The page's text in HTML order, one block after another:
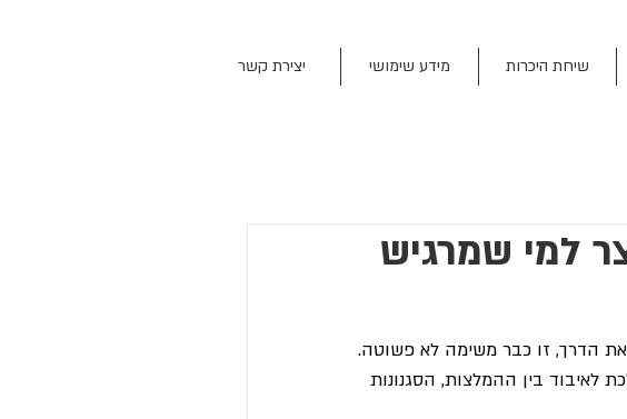
שיחת היכרות מידע שימושי יצירת קשר
למי שמרגיש
את הדרך, זו כבר משימה לא פשוטה.
לאיבוד בין ההמלצות, הסגנונות